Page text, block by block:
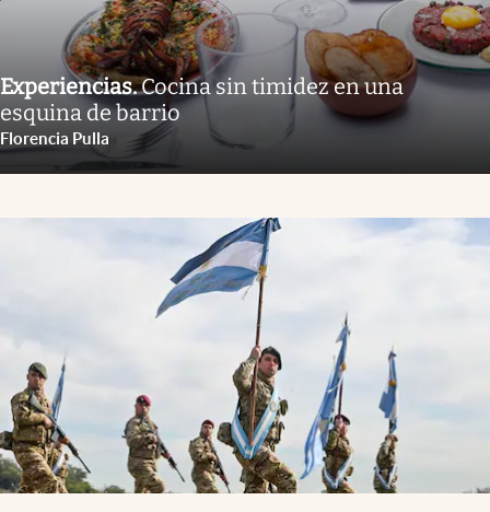
Experiencias.Cocina sin timidez en una
esquina de barrio
Florencia Pulla